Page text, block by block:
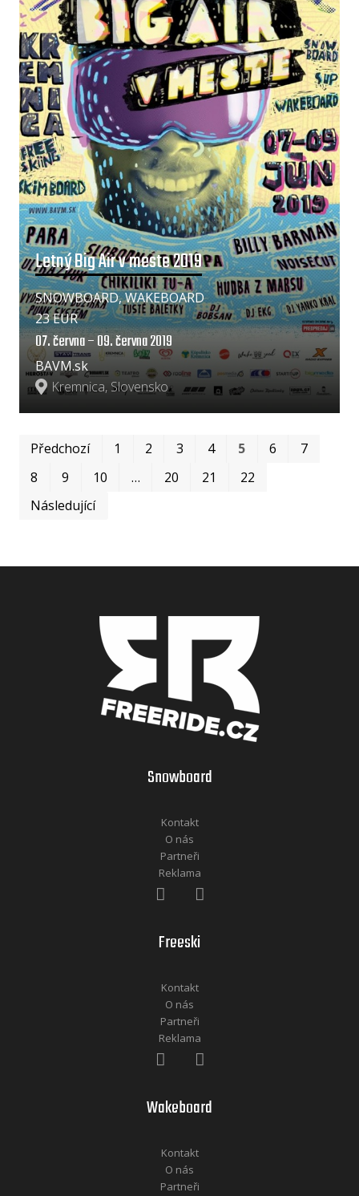
Letný Big Air v meste 2019
Kremnica, Slovensko
BAVM.sk
07. června – 09. června 2019
23 EUR
SNOWBOARD, WAKEBOARD
Předchozí 1 2 3 4 5 6
7
8
9 10 … 20 21
22
Následující
Snowboard
Kontakt
O nás
Partneři
Reklama
Freeski
Kontakt
O nás
Partneři
Reklama
Wakeboard
Kontakt
O nás
Partneři